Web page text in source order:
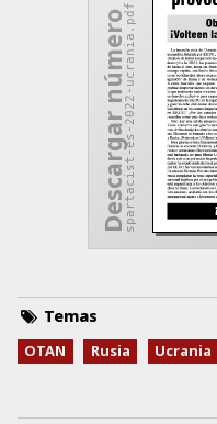
Descargar númerospartacist-es-2022-ucrania.pdf
Temas
OTAN Rusia Ucrania